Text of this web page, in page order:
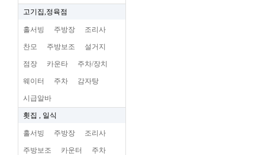
고기집,정육점
홀서빙 주방장 조리사
찬모 주방보조 설거지
점장 카운타 주차/장치
웨이터 주차 감자탕
시급알바
횟집 , 일식
홀서빙 주방장 조리사
주방보조 카운터 주차